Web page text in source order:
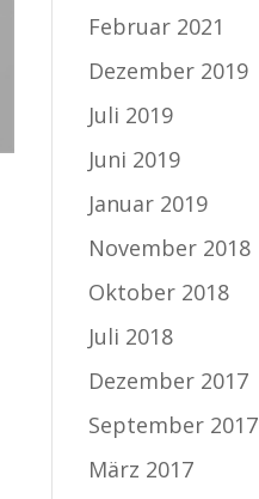
Februar 2021
Dezember 2019
Juli 2019
Juni 2019
Januar 2019
November 2018
Oktober 2018
Juli 2018
Dezember 2017
September 2017
März 2017